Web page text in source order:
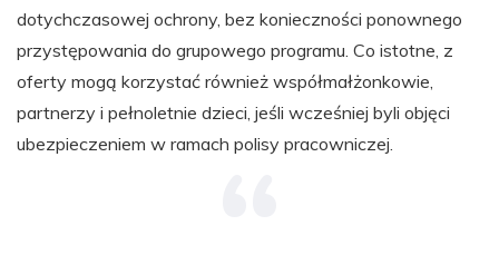
dotychczasowej ochrony, bez konieczności ponownego
przystępowania do grupowego programu. Co istotne, z
oferty mogą korzystać również współmałżonkowie,
partnerzy i pełnoletnie dzieci, jeśli wcześniej byli objęci
ubezpieczeniem w ramach polisy pracowniczej.